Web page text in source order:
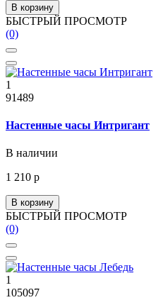
В корзину
БЫСТРЫЙ ПРОСМОТР
(0)
1
91489
Настенные часы Интригант
В наличии
1 210 р
В корзину
БЫСТРЫЙ ПРОСМОТР
(0)
1
105097